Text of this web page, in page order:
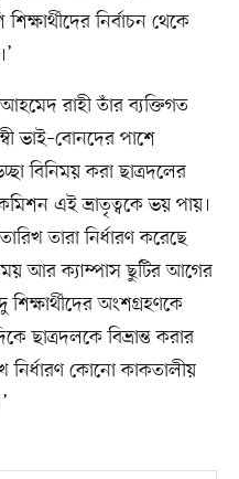
নির্বাচন থেকে
রাহী তাঁর ব্যক্তিগত
ভাই–বোনদের পাশে
বিনিময় করা ছাত্রদলের
এই ভ্রাতৃত্বকে ভয় পায়।
তারা নির্ধারণ করেছে
আর ক্যাম্পাস ছুটির আগের
অংশগ্রহণকে
বিভ্রান্ত করার
নির্ধারণ কোনো কাকতালীয়